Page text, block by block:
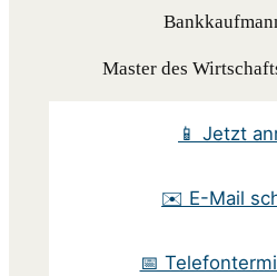
Master des
📱 Jetzt
✉️ E-Mail
📅